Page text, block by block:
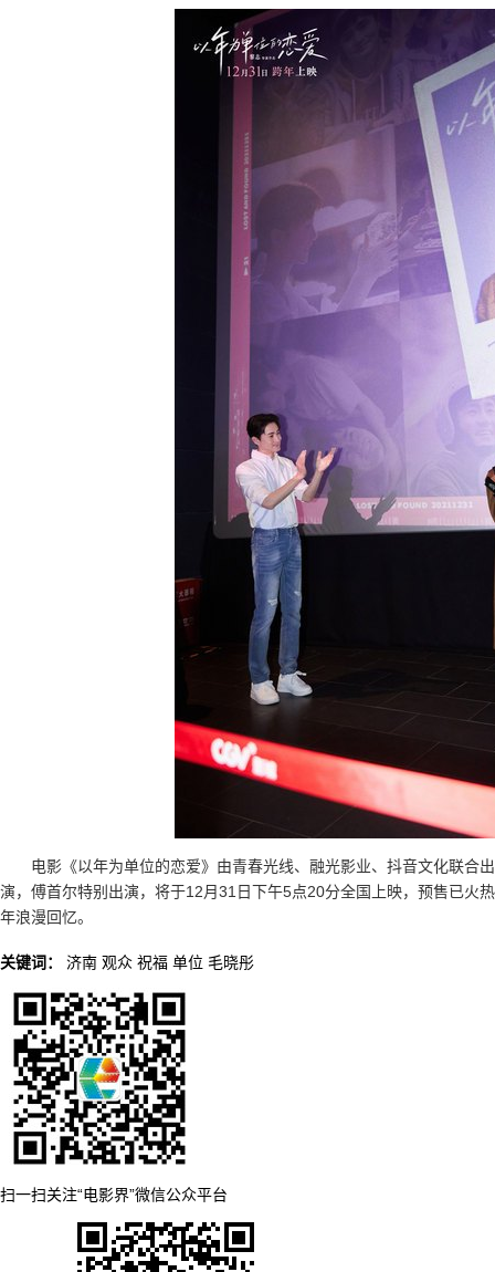
电影《以年为单位的恋爱》由青春光线、融光影业、抖音文化联合
演，傅首尔特别出演，将于12月31日下午5点20分全国上映，预售已火
年浪漫回忆。
关键词： 济南 观众 祝福 单位 毛晓彤
扫一扫关注“电影界”微信公众平台